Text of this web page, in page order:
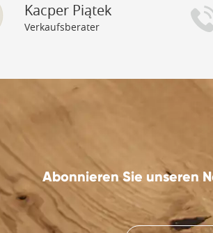
Kacper Piątek
Verkaufsberater
Abonnieren Sie unseren